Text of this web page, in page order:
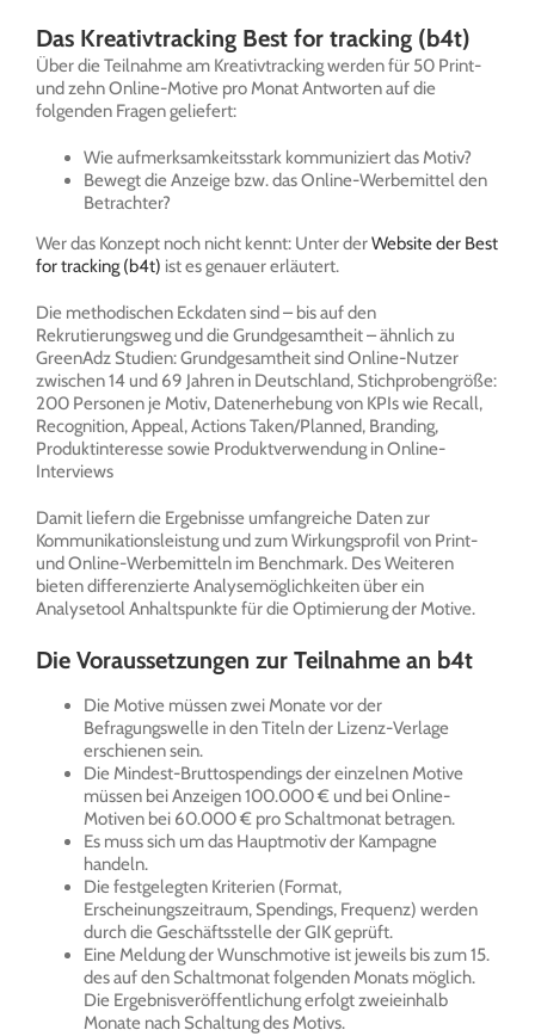
Das Kreativtracking Best for tracking (b4t)
Über die Teilnahme am Kreativtracking werden für 50 Print-
und zehn Online-Motive pro Monat Antworten auf die
folgenden Fragen geliefert:
Wie aufmerksamkeitsstark kommuniziert das Motiv?
Bewegt die Anzeige bzw. das Online-Werbemittel den
Betrachter?
Wer das Konzept noch nicht kennt: Unter derWebsite der Best
for tracking (b4t) ist es genauer erläutert.
Die methodischen Eckdaten sind – bis auf den
Rekrutierungsweg und die Grundgesamtheit – ähnlich zu
GreenAdz Studien: Grundgesamtheit sind Online-Nutzer
zwischen 14 und 69 Jahren in Deutschland, Stichprobengröße:
200 Personen je Motiv, Datenerhebung von KPIs wie Recall,
Recognition, Appeal, Actions Taken/Planned, Branding,
Produktinteresse sowie Produktverwendung in Online-
Interviews
Damit liefern die Ergebnisse umfangreiche Daten zur
Kommunikationsleistung und zum Wirkungsprofil von Print-
und Online-Werbemitteln im Benchmark. Des Weiteren
bieten differenzierte Analysemöglichkeiten über ein
Analysetool Anhaltspunkte für die Optimierung der Motive.
Die Voraussetzungen zur Teilnahme an b4t
Die Motive müssen zwei Monate vor der
Befragungswelle in den Titeln der Lizenz-Verlage
erschienen sein.
Die Mindest-Bruttospendings der einzelnen Motive
müssen bei Anzeigen 100.000 € und bei Online-
Motiven bei 60.000 € pro Schaltmonat betragen.
Es muss sich um das Hauptmotiv der Kampagne
handeln.
Die festgelegten Kriterien (Format,
Erscheinungszeitraum, Spendings, Frequenz) werden
durch die Geschäftsstelle der GIK geprüft.
Eine Meldung der Wunschmotive ist jeweils bis zum 15.
des auf den Schaltmonat folgenden Monats möglich.
Die Ergebnisveröffentlichung erfolgt zweieinhalb
Monate nach Schaltung des Motivs.